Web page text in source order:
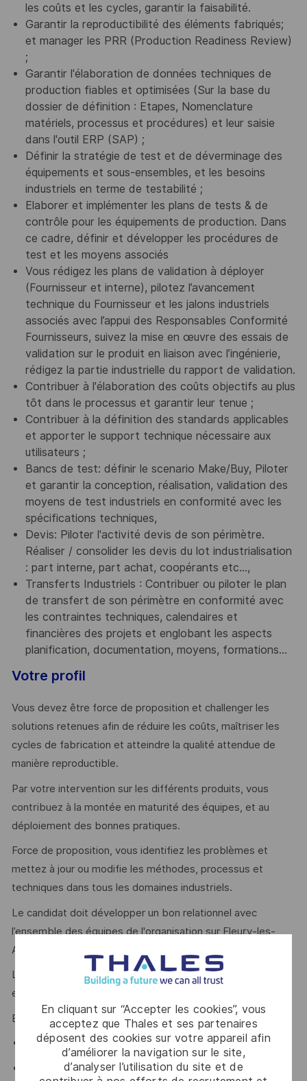
En cliquant sur “Accepter les cookies”, vous
acceptez que Thales et ses partenaires
déposent des cookies sur votre appareil afin
d’améliorer la navigation sur le site,
d’analyser l’utilisation du site et de
les coûts et les cycles, garantir la faisabilité.
Garantir la reproductibilité des éléments fabriqués;
et manager les PRR (Production Readiness Review)
;
Garantir l'élaboration de données techniques de
production fiables et optimisées (Sur la base du
dossier de définition : Etapes, Nomenclature
matériels, processus et procédures) et leur saisie
dans l'outil ERP (SAP) ;
Définir la stratégie de test et de déverminage des
équipements et sous-ensembles, et les besoins
industriels en terme de testabilité ;
Elaborer et implémenter les plans de tests & de
contrôle pour les équipements de production. Dans
ce cadre, définir et développer les procédures de
test et les moyens associés
Vous rédigez les plans de validation à déployer
(Fournisseur et interne), pilotez l’avancement
technique du Fournisseur et les jalons industriels
associés avec l’appui des Responsables Conformité
Fournisseurs, suivez la mise en œuvre des essais de
validation sur le produit en liaison avec l’ingénierie,
rédigez la partie industrielle du rapport de validation.
Contribuer à l'élaboration des coûts objectifs au plus
tôt dans le processus et garantir leur tenue ;
Contribuer à la définition des standards applicables
et apporter le support technique nécessaire aux
utilisateurs ;
Bancs de test: définir le scenario Make/Buy, Piloter
et garantir la conception, réalisation, validation des
moyens de test industriels en conformité avec les
spécifications techniques,
Devis: Piloter l'activité devis de son périmètre.
Réaliser / consolider les devis du lot industrialisation
: part interne, part achat, coopérants etc...,
Transferts Industriels : Contribuer ou piloter le plan
de transfert de son périmètre en conformité avec
les contraintes techniques, calendaires et
financières des projets et englobant les aspects
planification, documentation, moyens, formations...
Votre profil
Vous devez être force de proposition et challenger les
solutions retenues afin de réduire les coûts, maîtriser les
cycles de fabrication et atteindre la qualité attendue de
manière reproductible.
Par votre intervention sur les différents produits, vous
contribuez à la montée en maturité des équipes, et au
déploiement des bonnes pratiques.
Force de proposition, vous identifiez les problèmes et
mettez à jour ou modifie les méthodes, processus et
techniques dans tous les domaines industriels.
Le candidat doit développer un bon relationnel avec
l’ensemble des équipes de l'organisation sur Fleury-les-
Aubrais.
La connaissance de l'environnement Thales et du domaine
est un atout.
En termes de savoir-être, le candidat devra faire preuve :
de dynamisme et de réactivité ;
du sens du relationnel ;